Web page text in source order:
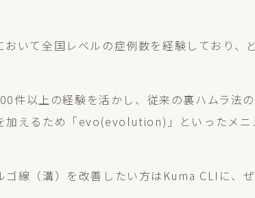
いて全国レベルの症例数を経験しており、
件以上の経験を活かし、従来の裏ハムラ法
加えるため「evo(evolution)」といったメニ
線（溝）を改善したい方はKuma CLIに、